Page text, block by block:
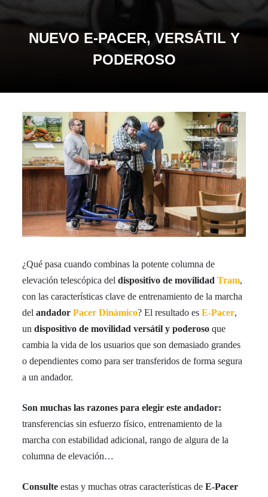
NUEVO E-PACER, VERSÁTIL Y
PODEROSO
¿Qué pasa cuando combinas la potente columna de
elevación telescópica deldispositivo de movilidadTram,
con las características clave de entrenamiento de la marcha
delandadorPacer Dinámico? El resultado esE-Pacer,
undispositivo de movilidad versátil y poderoso que
cambia la vida de los usuarios que son demasiado grandes
o dependientes como para ser transferidos de forma segura
a un andador.
Son muchas las razones para elegir este andador:
transferencias sin esfuerzo físico, entrenamiento de la
marcha con estabilidad adicional, rango de algura de la
columna de elevación…
Consulte estas y muchas otras características deE-Pacer